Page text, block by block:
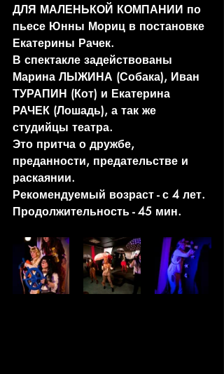
ДЛЯ МАЛЕНЬКОЙ КОМПАНИИ по
пьесе Юнны Мориц в постановке
Екатерины Рачек.
В спектакле задействованы
Марина ЛЫЖИНА (Собака), Иван
ТУРАПИН (Кот) и Екатерина
РАЧЕК (Лошадь), а так же
студийцы театра.
Это притча о дружбе,
преданности, предательстве и
раскаянии.
Рекомендуемый возраст - с 4 лет.
Продолжительность - 45 мин.